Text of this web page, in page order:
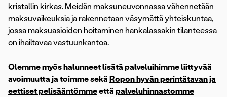
kristallin kirkas. Meidän maksuneuvonnassa vähennetään
maksuvaikeuksia ja rakennetaan väsymättä yhteiskuntaa,
jossa maksuasioiden hoitaminen hankalassakin tilanteessa
on ihailtavaa vastuunkantoa.
Olemme myös halunneet lisätä palveluihimme liittyvää
avoimuutta ja toimme sekä Ropon hyvän perintätavan ja
eettiset pelisääntömmeettä palveluhinnastomme